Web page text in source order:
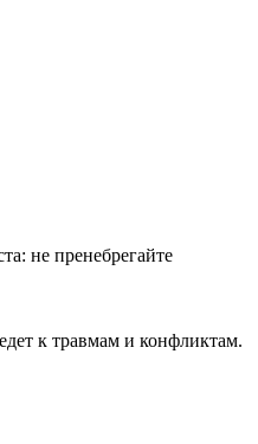
не пренебрегайте
к травмам и конфликтам.